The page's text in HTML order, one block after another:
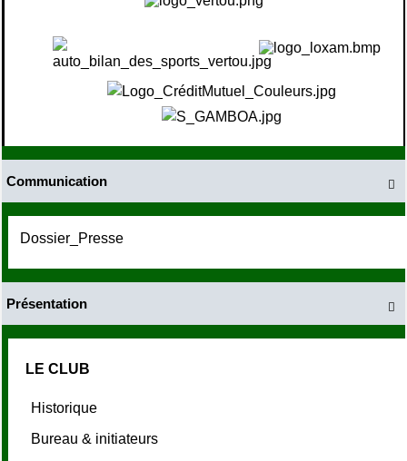

Communication
Dossier_Presse

Présentation
LE CLUB
Historique
Bureau & initiateurs